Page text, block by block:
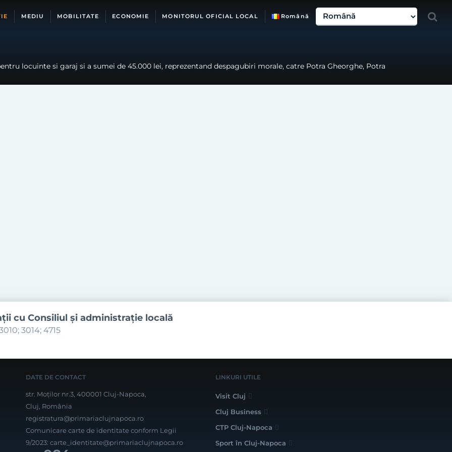
MEDIU MOBILITATE ECONOMIE MONITORUL OFICIAL LOCAL Română
locuinte si garaj si a sumei de 45.000 lei, reprezentand despagubiri morale, catre Potra Gheorghe, Potra
cu Consiliul şi administraţie locală
3014; 4715
DATE DE CONTACT
str. Moților nr.3, 400001 Cluj-Napoca,
Cluj, România
registratura@primariaclujnapoca.ro
Comunicare carte de identitate conform Legii
9/2023: carte_identitate@primariaclujnapoca.ro
LINKURI UTILE
Visit Cluj
Cluj Business
CTP Cluj-Napoca
Sport în Cluj-Napoca